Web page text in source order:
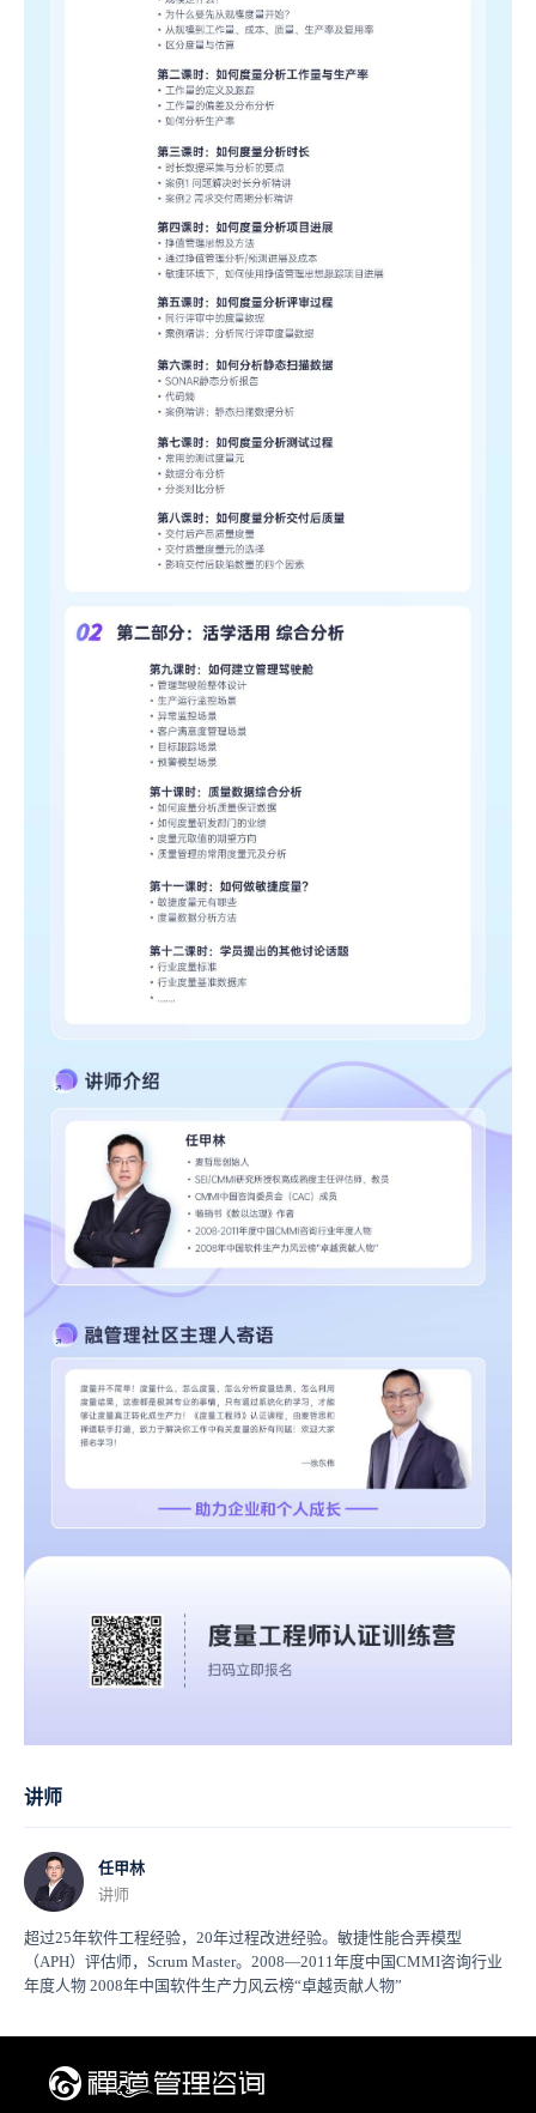
讲师
任甲林
讲师
超过25年软件工程经验，20年过程改进经验。敏捷性能合弄模型
（APH）评估师，Scrum Master。2008—2011年度中国CMMI咨询行业
年度人物 2008年中国软件生产力风云榜“卓越贡献人物”